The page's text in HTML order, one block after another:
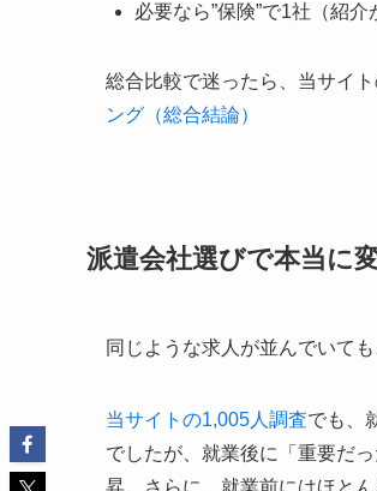
必要なら”保険”で1社（紹介
総合比較で迷ったら、当サイ
ング（総合結論）
派遣会社選びで本当に
同じような求人が並んでいて
当サイトの1,005人調査でも、
でしたが、就業後に「重要だ
昇。さらに、就業前にはほと